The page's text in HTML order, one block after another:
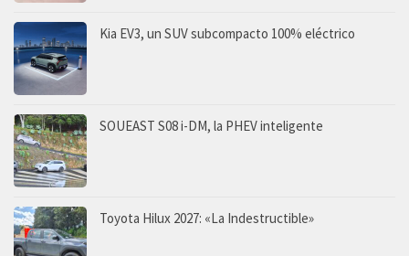
Kia EV3, un SUV subcompacto 100% eléctrico
SOUEAST S08 i-DM, la PHEV inteligente
Toyota Hilux 2027: «La Indestructible»